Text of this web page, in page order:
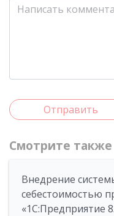
Отправить
Смотрите также
Внедрение
себестоимостью
«1С:Предприятие